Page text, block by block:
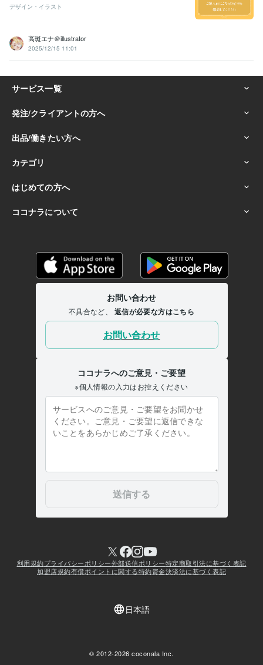
デザイン・イラスト
高斑エナ＠illustrator
2025/12/15 11:01